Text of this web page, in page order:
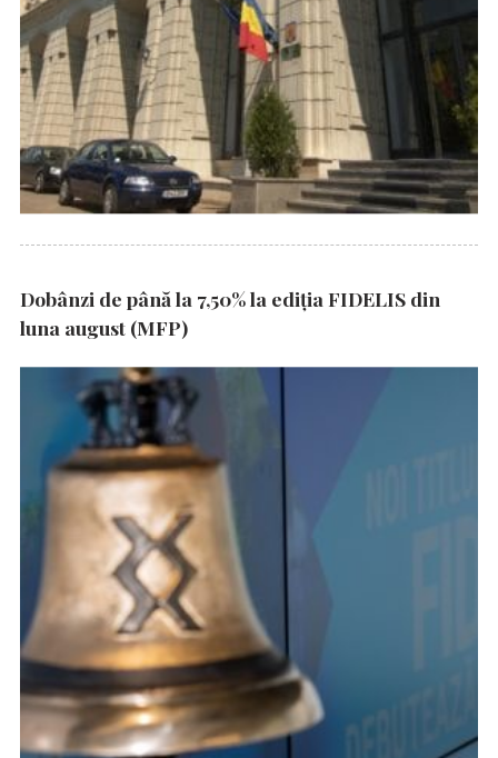
Dobânzi de până la 7,50% la ediția FIDELIS din
luna august (MFP)